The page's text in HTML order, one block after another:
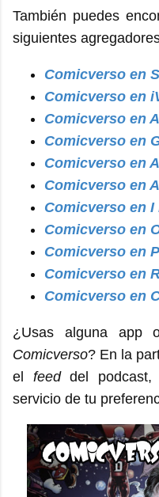
También puedes
siguientes
Comicverso en
Comicverso en
Comicverso en
Comicverso en
Comicverso en
Comicverso en
Comicverso en I
Comicverso en
Comicverso en
Comicverso en
Comicverso en
¿Usas alguna app
Comicverso? En la
el feeddel podcast,
servicio de tu